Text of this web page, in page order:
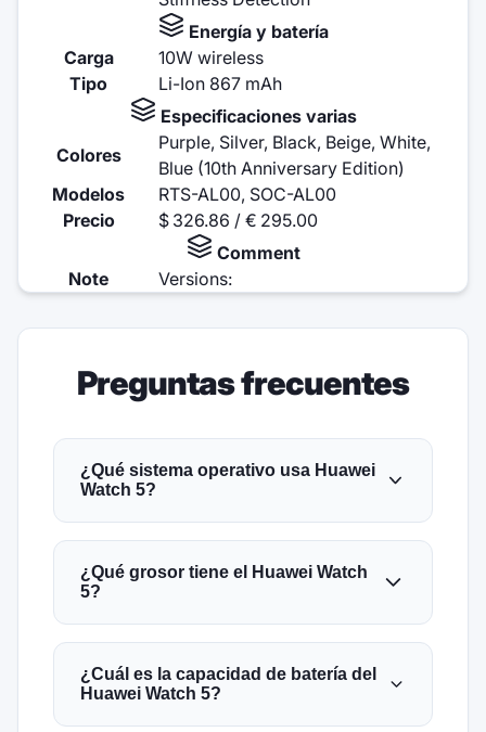
Energía y batería
Carga
10W wireless
Tipo
Li-Ion 867 mAh
Especificaciones varias
Colores
Purple, Silver, Black, Beige, White,
Blue (10th Anniversary Edition)
Modelos
RTS-AL00, SOC-AL00
Precio
$ 326.86 / € 295.00
Comment
Note
Versions:
Preguntas frecuentes
¿Qué sistema operativo usa Huawei
Watch 5?
¿Qué grosor tiene el Huawei Watch
5?
¿Cuál es la capacidad de batería del
Huawei Watch 5?